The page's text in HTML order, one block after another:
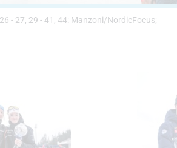
- 27, 29 - 41, 44: Manzoni/NordicFocus;